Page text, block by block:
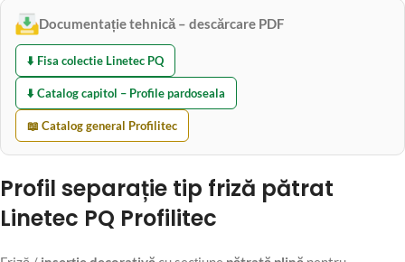
Documentație tehnică – descărcare PDF
⬇️ Fisa colectie Linetec PQ
⬇️ Catalog capitol – Profile pardoseala
📖 Catalog general Profilitec
Profil separație tip friză pătrat
Linetec PQ Profilitec